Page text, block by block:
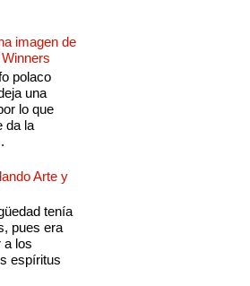
imagen de
polaco
una
lo que
da la
Arte y
tenía
pues era
a los
espíritus